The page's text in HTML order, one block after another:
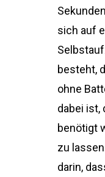
sich auf
besteht,
ohne
dabei ist,
benötigt
zu
darin,